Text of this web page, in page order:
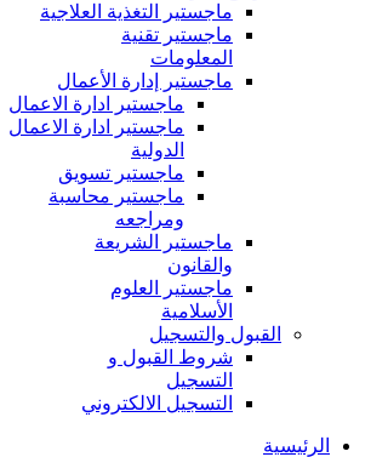
ماجستير التغذية العلاجية
ماجستير تقنية
المعلومات
ماجستير إدارة الأعمال
ماجستير ادارة الاعمال
ماجستير ادارة الاعمال
الدولية
ماجستير تسويق
ماجستير محاسبة
ومراجعه
ماجستير الشريعة
والقانون
ماجستير العلوم
الأسلامية
القبول والتسجيل
شروط القبول و
التسجيل
التسجيل الالكتروني
الرئيسية